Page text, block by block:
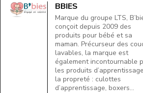
BBIES
Marque du groupe LTS,
conçoit depuis 2009 des
produits pour bébé et sa
maman. Précurseur des
lavables, la marque est
également incontournable
les produits
la propreté : culottes
d’apprentissage, boxers…